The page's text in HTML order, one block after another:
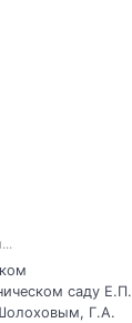
саду Е.П.
Г.А.